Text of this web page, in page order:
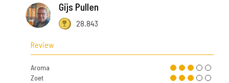
Gijs Pullen
28.843
Review
Aroma
Zoet